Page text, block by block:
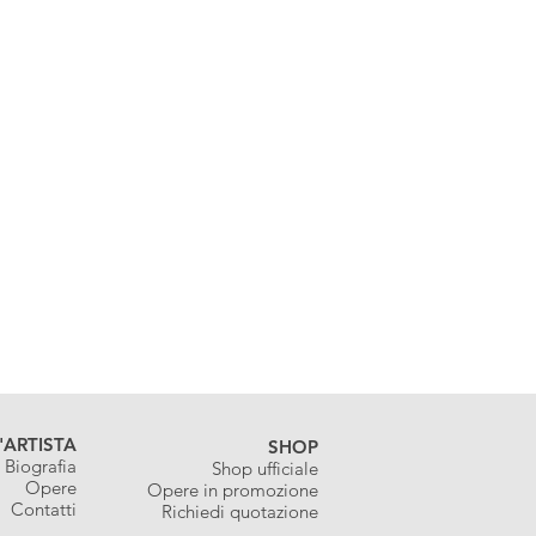
Biografia
Opere
Contatti
SHOP
Shop ufficiale
Opere in promozione
Richiedi quotazione